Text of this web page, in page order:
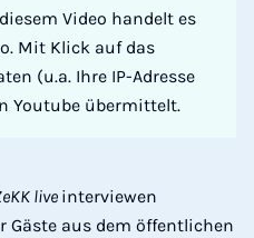
Video handelt es
Mit Klick auf das
(u.a. Ihre IP-Adresse
Youtube übermittelt.
live interviewen
Gäste aus dem öffentlichen